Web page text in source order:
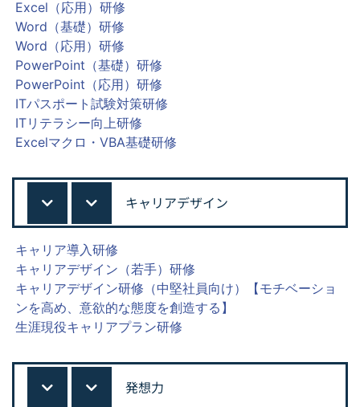
Excel（応用）研修
Word（基礎）研修
Word（応用）研修
PowerPoint（基礎）研修
PowerPoint（応用）研修
ITパスポート試験対策研修
ITリテラシー向上研修
Excelマクロ・VBA基礎研修
キャリアデザイン
キャリア導入研修
キャリアデザイン（若手）研修
キャリアデザイン研修（中堅社員向け）【モチベーショ
ンを高め、意欲的な態度を創造する】
生涯現役キャリアプラン研修
発想力